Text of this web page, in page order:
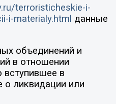
terroristicheskie-i-
i-materialy.html данные
объединений и
в отношении
вступившее в
о ликвидации или